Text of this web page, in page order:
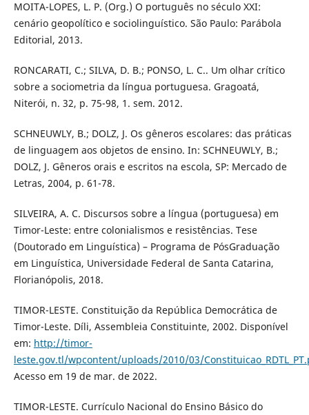
MOITA-LOPES, L. P. (Org.) O português no século XXI:
cenário geopolítico e sociolinguístico. São Paulo: Parábola
Editorial, 2013.
RONCARATI, C.; SILVA, D. B.; PONSO, L. C.. Um olhar crítico
sobre a sociometria da língua portuguesa. Gragoatá,
Niterói, n. 32, p. 75-98, 1. sem. 2012.
SCHNEUWLY, B.; DOLZ, J. Os gêneros escolares: das práticas
de linguagem aos objetos de ensino. In: SCHNEUWLY, B.;
DOLZ, J. Gêneros orais e escritos na escola, SP: Mercado de
Letras, 2004, p. 61-78.
SILVEIRA, A. C. Discursos sobre a língua (portuguesa) em
Timor-Leste: entre colonialismos e resistências. Tese
(Doutorado em Linguística) – Programa de PósGraduação
em Linguística, Universidade Federal de Santa Catarina,
Florianópolis, 2018.
TIMOR-LESTE. Constituição da República Democrática de
Timor-Leste. Díli, Assembleia Constituinte, 2002. Disponível
em: http://timor-
leste.gov.tl/wpcontent/uploads/2010/03/
Acesso em 19 de mar. de 2022.
TIMOR-LESTE. Currículo Nacional do Ensino Básico do